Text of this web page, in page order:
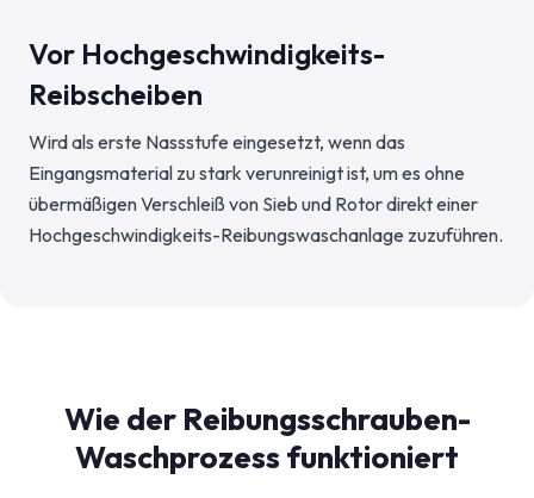
Vor Hochgeschwindigkeits-
Reibscheiben
Wird als erste Nassstufe eingesetzt, wenn das
Eingangsmaterial zu stark verunreinigt ist, um es ohne
übermäßigen Verschleiß von Sieb und Rotor direkt einer
Hochgeschwindigkeits-Reibungswaschanlage zuzuführen.
Wie der Reibungsschrauben-
Waschprozess funktioniert